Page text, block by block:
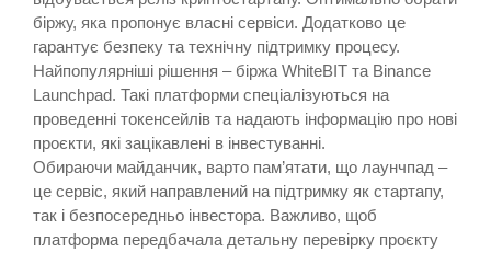
біржу, яка пропонує власні сервіси. Додатково це
гарантує безпеку та технічну підтримку процесу.
Найпопулярніші рішення – біржа WhiteBIT та Binance
Launchpad. Такі платформи спеціалізуються на
проведенні токенсейлів та надають інформацію про нові
проєкти, які зацікавлені в інвестуванні.
Обираючи майданчик, варто пам’ятати, що лаунчпад –
це сервіс, який направлений на підтримку як стартапу,
так і безпосередньо інвестора. Важливо, щоб
платформа передбачала детальну перевірку проєкту